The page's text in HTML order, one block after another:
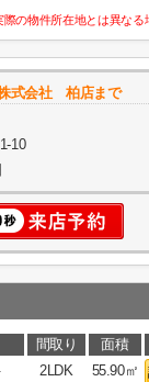
の物件所在地とは異なる
式会社 柏店まで
10
間取り 面積
2LDK 55.90㎡